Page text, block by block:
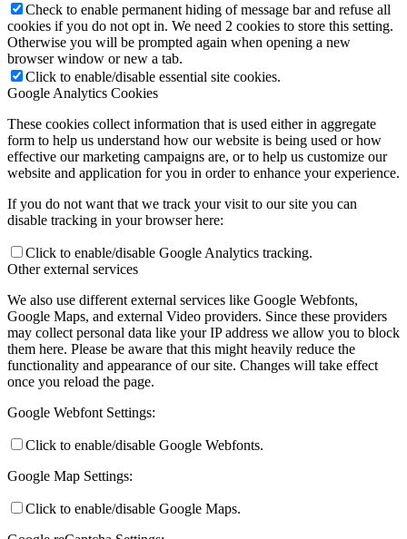
Check to enable permanent hiding of message bar and refuse all
cookies if you do not opt in. We need 2 cookies to store this setting.
Otherwise you will be prompted again when opening a new
browser window or new a tab.
Click to enable/disable essential site cookies.
Google Analytics Cookies
These cookies collect information that is used either in aggregate
form to help us understand how our website is being used or how
effective our marketing campaigns are, or to help us customize our
website and application for you in order to enhance your experience.
If you do not want that we track your visit to our site you can
disable tracking in your browser here:
Click to enable/disable Google Analytics tracking.
Other external services
We also use different external services like Google Webfonts,
Google Maps, and external Video providers. Since these providers
may collect personal data like your IP address we allow you to block
them here. Please be aware that this might heavily reduce the
functionality and appearance of our site. Changes will take effect
once you reload the page.
Google Webfont Settings:
Click to enable/disable Google Webfonts.
Google Map Settings:
Click to enable/disable Google Maps.